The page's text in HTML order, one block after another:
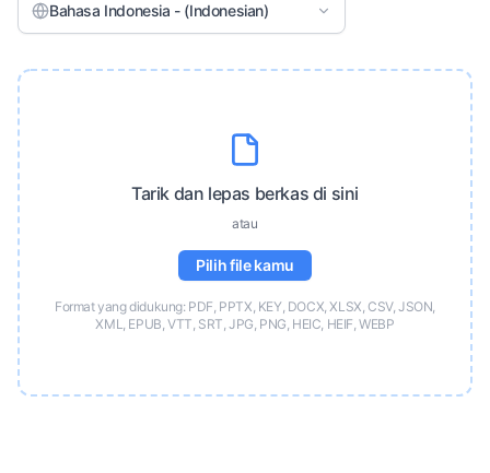
Bahasa Indonesia - (Indonesian)
Tarik dan lepas berkas di sini
atau
Pilih file kamu
Format yang didukung: PDF, PPTX, KEY, DOCX, XLSX, CSV, JSON,
XML, EPUB, VTT, SRT, JPG, PNG, HEIC, HEIF, WEBP